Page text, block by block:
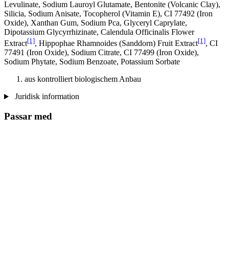
Levulinate, Sodium Lauroyl Glutamate, Bentonite (Volcanic Clay),
Silicia, Sodium Anisate, Tocopherol (Vitamin E), CI 77492 (Iron
Oxide), Xanthan Gum, Sodium Pca, Glyceryl Caprylate,
Dipotassium Glycyrrhizinate, Calendula Officinalis Flower
Extract[1], Hippophae Rhamnoides (Sanddorn) Fruit Extract[1], CI
77491 (Iron Oxide), Sodium Citrate, CI 77499 (Iron Oxide),
Sodium Phytate, Sodium Benzoate, Potassium Sorbate
aus kontrolliert biologischem Anbau
Juridisk information
Passar med